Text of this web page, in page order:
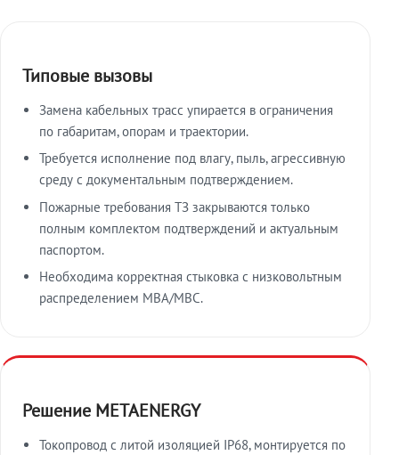
Типовые вызовы
Замена кабельных трасс упирается в ограничения
по габаритам, опорам и траектории.
Требуется исполнение под влагу, пыль, агрессивную
среду с документальным подтверждением.
Пожарные требования ТЗ закрываются только
полным комплектом подтверждений и актуальным
паспортом.
Необходима корректная стыковка с низковольтным
распределением МВА/МВС.
Решение METAENERGY
Токопровод с литой изоляцией IP68, монтируется по